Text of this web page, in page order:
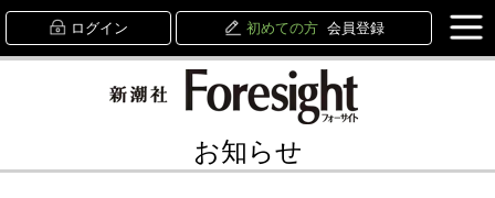
ログイン 初めての方 会員登録
お知らせ